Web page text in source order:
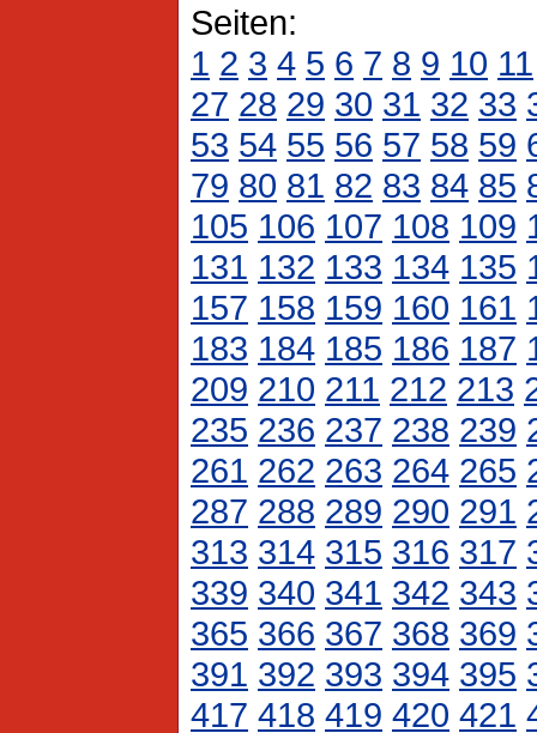
Seiten:
1 2 3 4 5 6 7 8 9 10 11
27 28 29 30 31 32 33
53 54 55 56 57 58 59
79 80 81 82 83 84 85
105 106 107 108 109
131 132 133 134 135
157 158 159 160 161
183 184 185 186 187
209 210 211 212 213
235 236 237 238 239
261 262 263 264 265
287 288 289 290 291
313 314 315 316 317
339 340 341 342 343
365 366 367 368 369
391 392 393 394 395
417 418 419 420 421